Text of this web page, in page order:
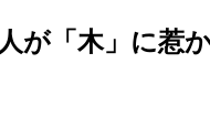
が「木」に惹